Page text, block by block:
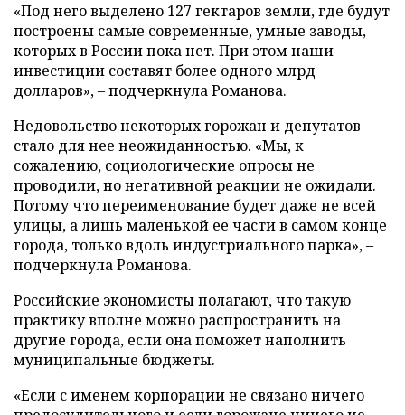
«Под него выделено 127 гектаров земли, где будут
построены самые современные, умные заводы,
которых в России пока нет. При этом наши
инвестиции составят более одного млрд
долларов», – подчеркнула Романова.
Недовольство некоторых горожан и депутатов
стало для нее неожиданностью. «Мы, к
сожалению, социологические опросы не
проводили, но негативной реакции не ожидали.
Потому что переименование будет даже не всей
улицы, а лишь маленькой ее части в самом конце
города, только вдоль индустриального парка», –
подчеркнула Романова.
Российские экономисты полагают, что такую
практику вполне можно распространить на
другие города, если она поможет наполнить
муниципальные бюджеты.
«Если с именем корпорации не связано ничего